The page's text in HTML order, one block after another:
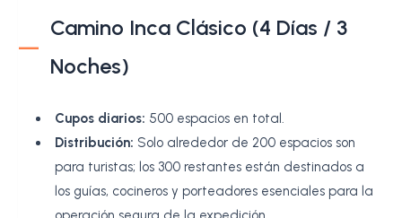
Camino Inca Clásico (4 Días / 3
Noches)
Cupos diarios: 500 espacios en total.
Distribución: Solo alrededor de 200 espacios son
para turistas; los 300 restantes están destinados a
los guías, cocineros y porteadores esenciales para la